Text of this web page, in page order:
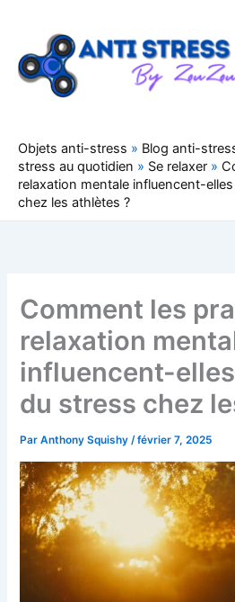
contenu
Objets anti-stress » Blog anti-
stress au quotidien » Se relaxer »
relaxation mentale influencent-
chez les athlètes ?
Comment les
relaxation
influencent-
du stress chez
ParAnthony Squishy/février 7, 2025